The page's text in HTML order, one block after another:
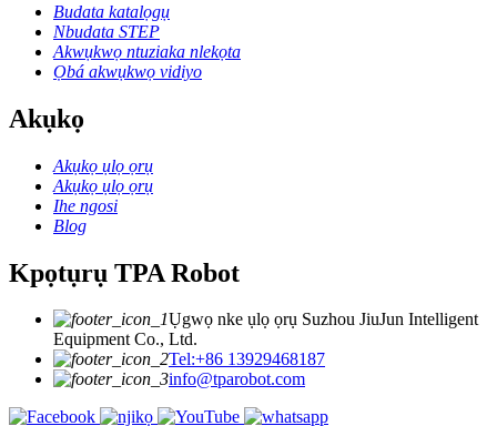
Budata katalọgụ
Nbudata STEP
Akwụkwọ ntuziaka nlekọta
Ọbá akwụkwọ vidiyo
Akụkọ
Akụkọ ụlọ ọrụ
Akụkọ ụlọ ọrụ
Ihe ngosi
Blog
Kpọtụrụ TPA Robot
Ụgwọ nke ụlọ ọrụ Suzhou JiuJun Intelligent
Equipment Co., Ltd.
Tel:+86 13929468187
info@tparobot.com